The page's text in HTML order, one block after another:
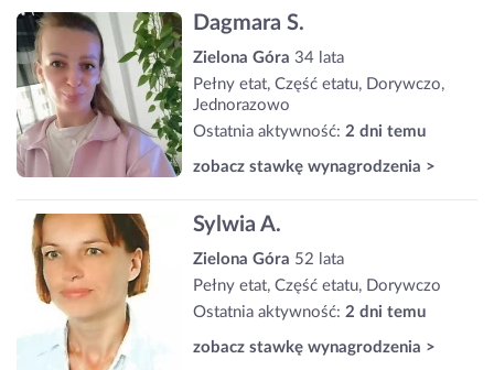
Dagmara S.
Zielona Góra 34 lata
Pełny etat, Część etatu, Dorywczo,
Jednorazowo
Ostatnia aktywność: 2 dni temu
zobacz stawkę wynagrodzenia >
Sylwia A.
Zielona Góra 52 lata
Pełny etat, Część etatu, Dorywczo
Ostatnia aktywność: 2 dni temu
zobacz stawkę wynagrodzenia >